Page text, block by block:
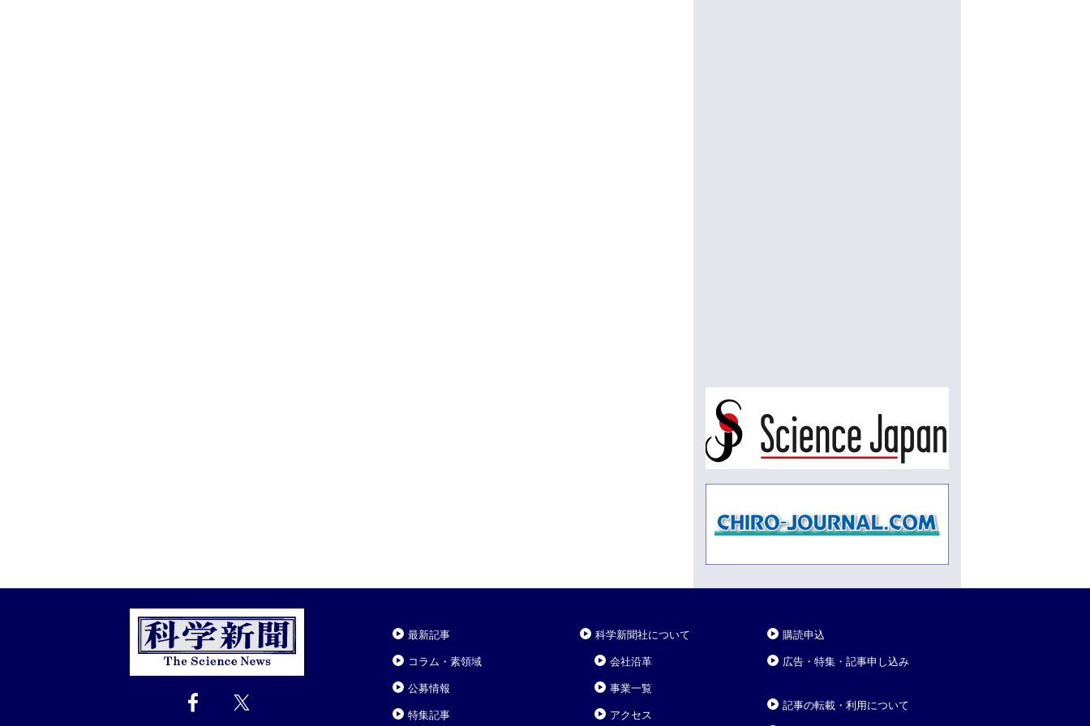
最新記事
コラム・素領域
公募情報
特集記事
科学新聞社について
会社沿革
事業一覧
アクセス
購読申込
広告・特集・記事申し込み
記事の転載・利用について